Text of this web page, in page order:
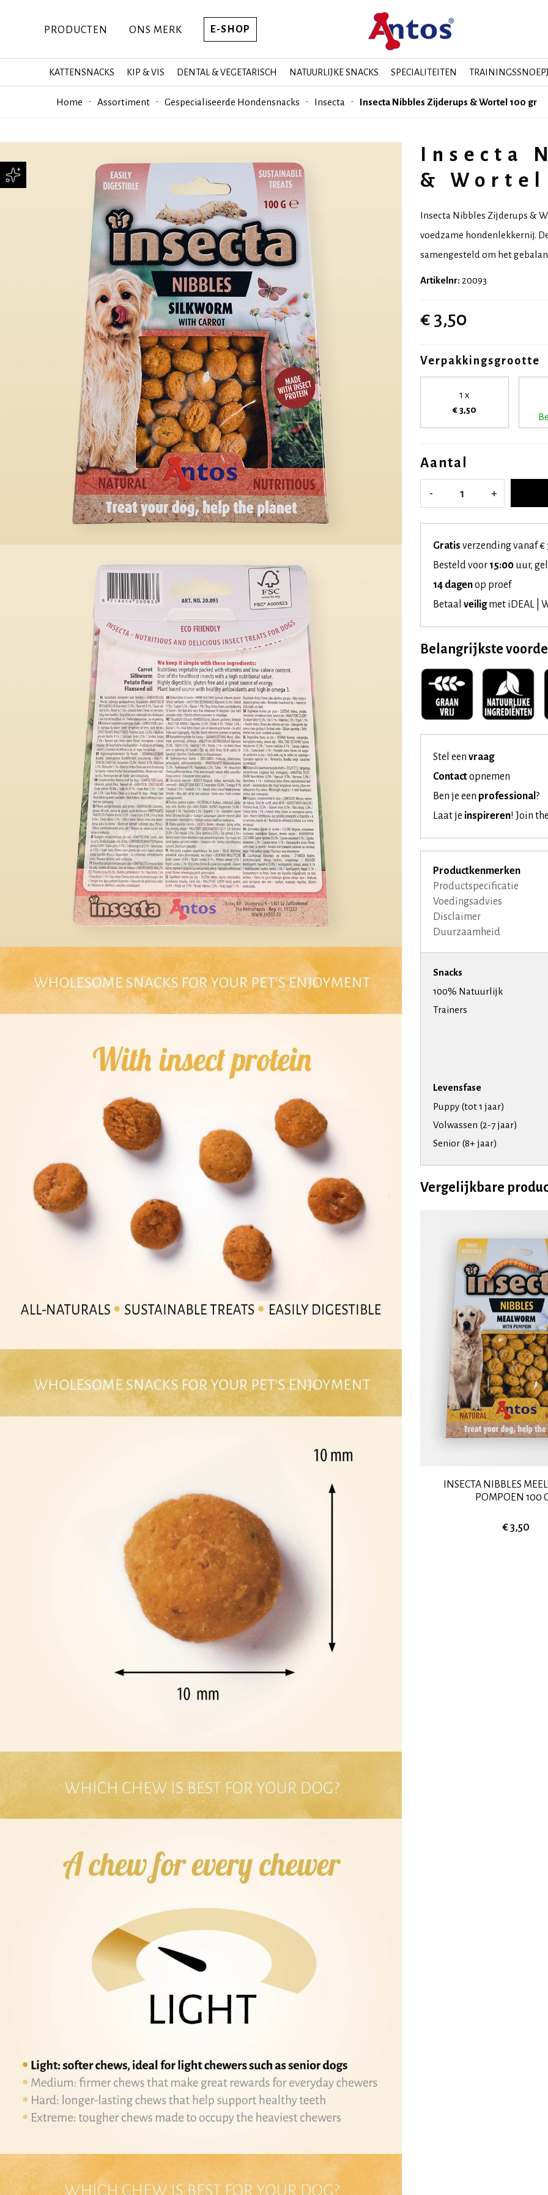
PRODUCTEN ONS MERK E-SHOP
KATTENSNACKS KIP & VIS DENTAL & VEGETARISCH NATUURLIJKE SNACKS SPECIALITEITEN
Home Assortiment Gespecialiseerde Hondensnacks Insecta Insecta Nibbles Zijderups & Wortel 100 gr
Insecta
&
Insecta Nibbles Zijderups &
voedzame hondenlekkernij.
samengesteld om het
Artikelnr: 20093
€ 3,50
Verpakkingsgrootte
1 x
€ 3,50
Aantal
- +
Gratis verzending vanaf €
Besteld voor 15:00 uur,
14 dagenop proef
Betaal veiligmet iDEAL |
Belangrijkste
Stel een vraag
Contactopnemen
Ben je een professional ?
Laat je inspireren! Join
Productkenmerken
Productspecificatie
Voedingsadvies
Disclaimer
Duurzaamheid
Snacks
100% Natuurlijk
Trainers
Levensfase
Puppy (tot 1 jaar)
Volwassen (2-7 jaar)
Senior (8+ jaar)
Vergelijkbare
INSECTA NIBBLES
POMPOEN 100
€ 3,50